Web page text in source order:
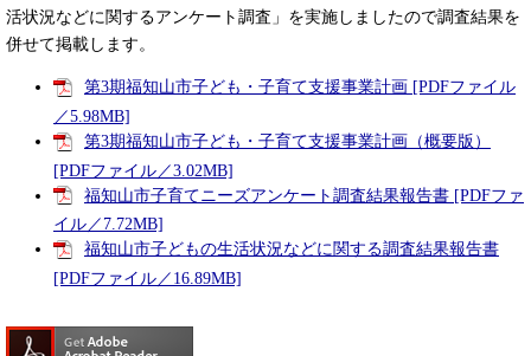
活状況などに関するアンケート調査」を実施しましたので調査結果を
併せて掲載します。
第3期福知山市子ども・子育て支援事業計画 [PDFファイル
／5.98MB]
第3期福知山市子ども・子育て支援事業計画（概要版）
[PDFファイル／3.02MB]
福知山市子育てニーズアンケート調査結果報告書 [PDFファ
イル／7.72MB]
福知山市子どもの生活状況などに関する調査結果報告書
[PDFファイル／16.89MB]